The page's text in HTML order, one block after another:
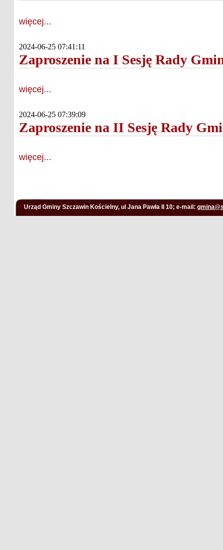
więcej...
2024-06-25 07:41:11
Zaproszenie na I Sesję Rady
więcej...
2024-06-25 07:39:09
Zaproszenie na II Sesję Rady
więcej...
Urząd Gminy Szczawin Kościelny, ul Jana Pawła II 10; e-mail: